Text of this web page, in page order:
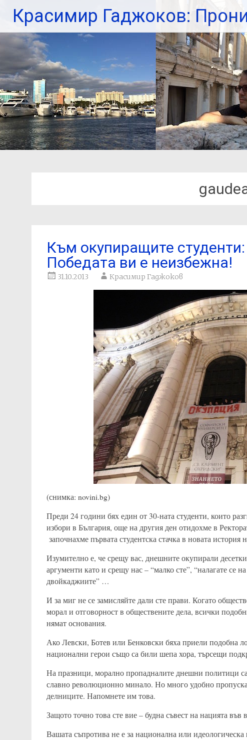
Красимир Гаджоков:
Към окупиращите
Победата ви е неизбежна!
31.10.2013 Красимир Гаджоков
(снимка: novini.bg)
Преди 24 години бях един от 30-ната студенти, които
избори в България, още на другия ден отидохме в
започнахме първата студентска стачка в новата история
Изумително е, че срещу вас, днешните окупирали
аргументи като и срещу нас – “малко сте”, “налагате се
двойкаджиите” …
И за миг не се замисляйте дали сте прави. Когато
морал и отговорност в обществените дела, всички
нямат основания.
Ако Левски, Ботев или Бенковски бяха приели подобна
национални герои също са били шепа хора, търсещи
На празници, морално пропадналите днешни политици
славно революционно минало. Но много удобно
делниците. Напомнете им това.
Защото точно това сте вие – будна съвест на нацията
Вашата съпротива не е за национална или